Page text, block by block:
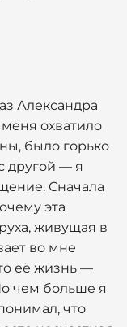
Александра
охватило
было горько
другой — я
Сначала
эта
живущая в
во мне
её жизнь —
чем больше я
что